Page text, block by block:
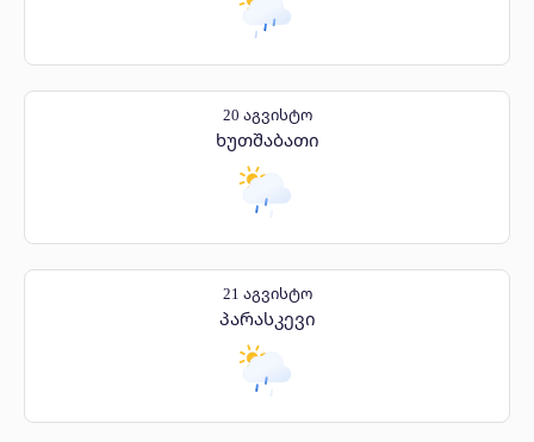
20 აგვისტო
ხუთშაბათი
21 აგვისტო
პარასკევი